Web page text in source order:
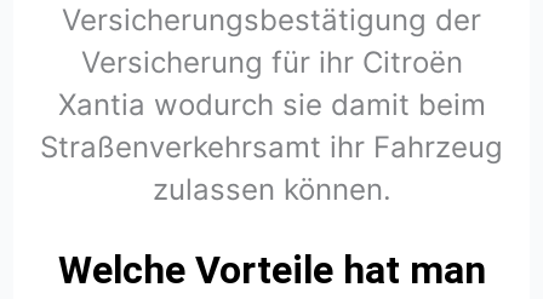
Versicherungsbestätigung der
Versicherung für ihr Citroën
Xantia wodurch sie damit beim
Straßenverkehrsamt ihr Fahrzeug
zulassen können.
Welche Vorteile hat man